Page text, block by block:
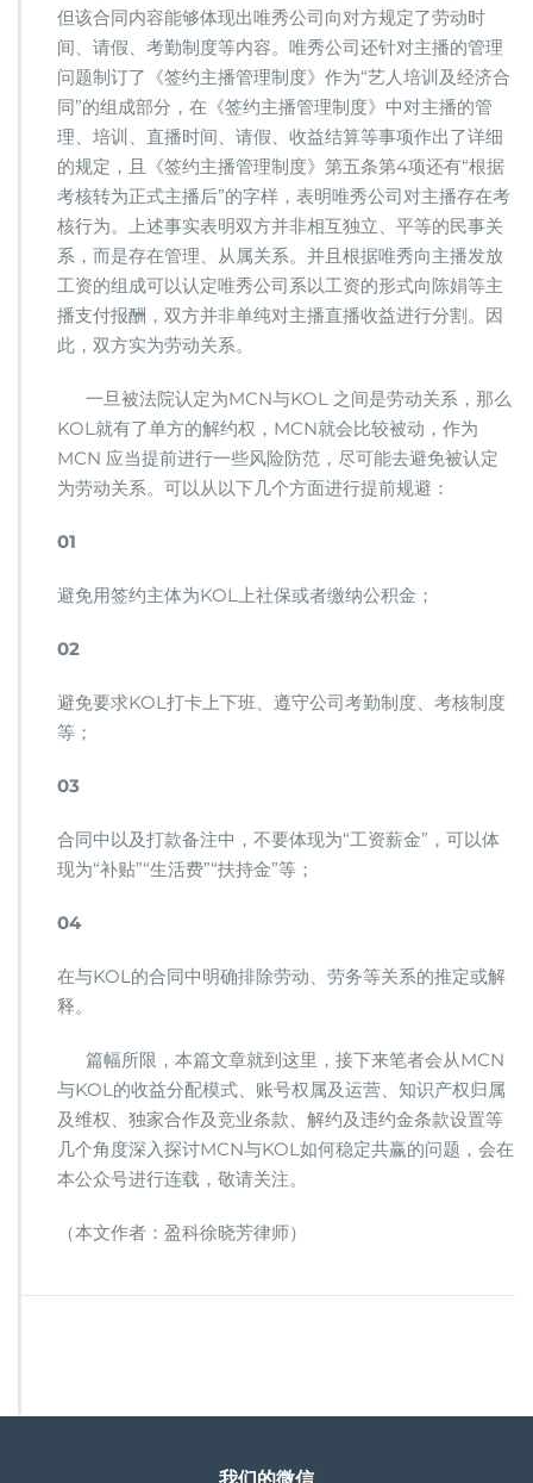
但该合同内容能够体现出唯秀公司向对方规定了劳动时
间、请假、考勤制度等内容。唯秀公司还针对主播的管理
问题制订了《签约主播管理制度》作为“艺人培训及经济合
同”的组成部分，在《签约主播管理制度》中对主播的管
理、培训、直播时间、请假、收益结算等事项作出了详细
的规定，且《签约主播管理制度》第五条第4项还有“根据
考核转为正式主播后”的字样，表明唯秀公司对主播存在考
核行为。上述事实表明双方并非相互独立、平等的民事关
系，而是存在管理、从属关系。并且根据唯秀向主播发放
工资的组成可以认定唯秀公司系以工资的形式向陈娟等主
播支付报酬，双方并非单纯对主播直播收益进行分割。因
此，双方实为劳动关系。
一旦被法院认定为MCN与KOL 之间是劳动关系，那么
KOL就有了单方的解约权，MCN就会比较被动，作为
MCN 应当提前进行一些风险防范，尽可能去避免被认定
为劳动关系。可以从以下几个方面进行提前规避：
01
避免用签约主体为KOL上社保或者缴纳公积金；
02
避免要求KOL打卡上下班、遵守公司考勤制度、考核制度
等；
03
合同中以及打款备注中，不要体现为“工资薪金”，可以体
现为“补贴”“生活费”“扶持金”等；
04
在与KOL的合同中明确排除劳动、劳务等关系的推定或解
释。
篇幅所限，本篇文章就到这里，接下来笔者会从MCN
与KOL的收益分配模式、账号权属及运营、知识产权归属
及维权、独家合作及竞业条款、解约及违约金条款设置等
几个角度深入探讨MCN与KOL如何稳定共赢的问题，会在
本公众号进行连载，敬请关注。
（本文作者：盈科徐晓芳律师）